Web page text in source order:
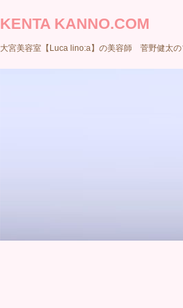
KENTA KANNO.COM
大宮美容室【Luca lino:a】の美容師 菅野健太の